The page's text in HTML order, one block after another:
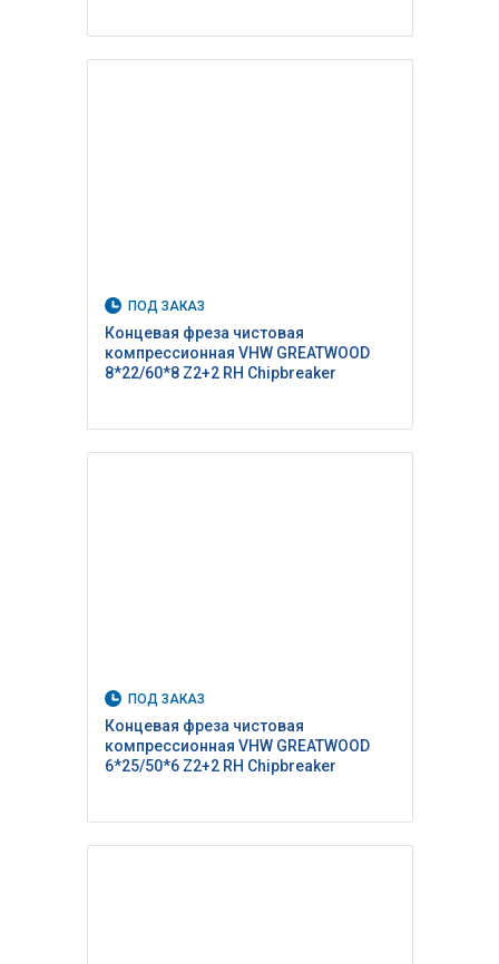
ПОД ЗАКАЗ
Концевая фреза чистовая
компрессионная VHW GREATWOOD
8*22/60*8 Z2+2 RH Сhipbreaker
ПОД ЗАКАЗ
Концевая фреза чистовая
компрессионная VHW GREATWOOD
6*25/50*6 Z2+2 RH Сhipbreaker